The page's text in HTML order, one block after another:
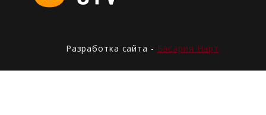
Разработка сайта - Басария Нарт